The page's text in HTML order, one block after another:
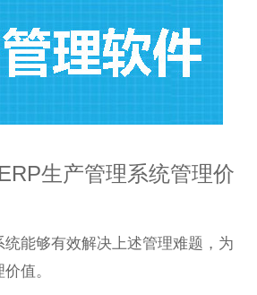
生产管理系统管理价
统能够有效解决上述管理难题，为
值。